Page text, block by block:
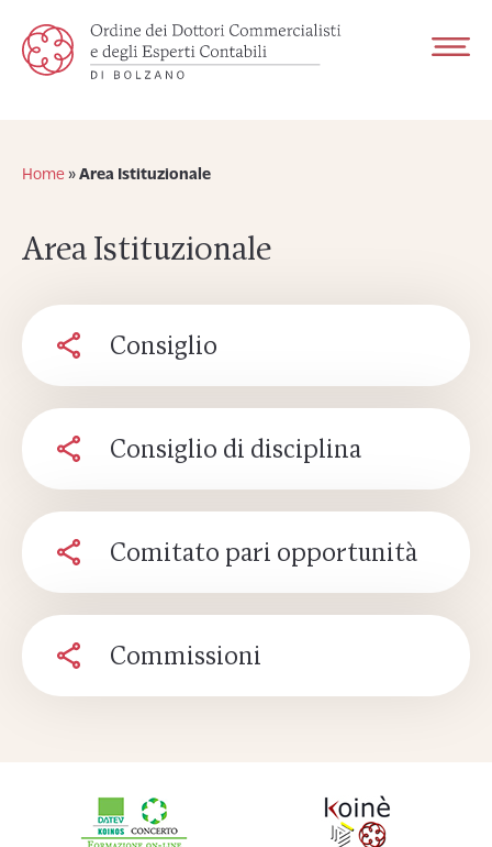
Home » Area Istituzionale
Area Istituzionale
Consiglio
Consiglio di disciplina
Comitato pari opportunità
Commissioni